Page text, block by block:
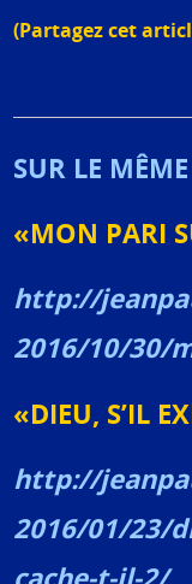
(Partagez cet
SUR LE
«MON PARI
http://
2016/10/30/
«DIEU, S’IL
http://
2016/01/23/